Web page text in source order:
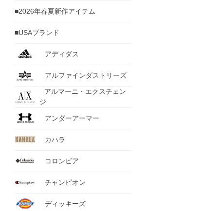
■2026年春夏新作アイテム
■USAブランド
アディダス
アルファインダストリーズ
アルマーニ・エクスチェン
ジ
アンダーアーマー
カハラ
コロンビア
チャンピオン
ディッキーズ